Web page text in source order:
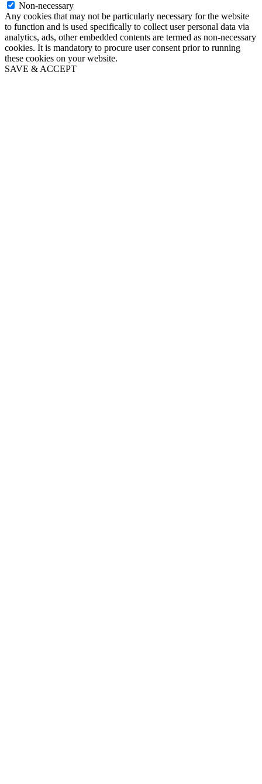
Non-necessary
Any cookies that may not be particularly necessary for the website
to function and is used specifically to collect user personal data via
analytics, ads, other embedded contents are termed as non-necessary
cookies. It is mandatory to procure user consent prior to running
these cookies on your website.
SAVE & ACCEPT